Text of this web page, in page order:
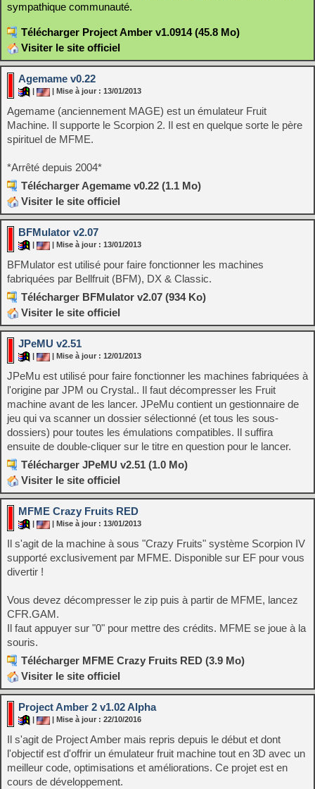
sympathique communauté.
Télécharger Project Amber v1.0914 (45.8 Mo)
Visiter le site officiel
Agemame v0.22
| Mise à jour : 13/01/2013
Agemame (anciennement MAGE) est un émulateur Fruit
Machine. Il supporte le Scorpion 2. Il est en quelque sorte le père
spirituel de MFME.
*Arrêté depuis 2004*
Télécharger Agemame v0.22 (1.1 Mo)
Visiter le site officiel
BFMulator v2.07
| Mise à jour : 13/01/2013
BFMulator est utilisé pour faire fonctionner les machines
fabriquées par Bellfruit (BFM), DX & Classic.
Télécharger BFMulator v2.07 (934 Ko)
Visiter le site officiel
JPeMU v2.51
| Mise à jour : 12/01/2013
JPeMu est utilisé pour faire fonctionner les machines fabriquées à
l'origine par JPM ou Crystal.. Il faut décompresser les Fruit
machine avant de les lancer. JPeMu contient un gestionnaire de
jeu qui va scanner un dossier sélectionné (et tous les sous-
dossiers) pour toutes les émulations compatibles. Il suffira
ensuite de double-cliquer sur le titre en question pour le lancer.
Télécharger JPeMU v2.51 (1.0 Mo)
Visiter le site officiel
MFME Crazy Fruits RED
| Mise à jour : 13/01/2013
Il s'agit de la machine à sous "Crazy Fruits" système Scorpion IV
supporté exclusivement par MFME. Disponible sur EF pour vous
divertir !
Vous devez décompresser le zip puis à partir de MFME, lancez
CFR.GAM.
Il faut appuyer sur "0" pour mettre des crédits. MFME se joue à la
souris.
Télécharger MFME Crazy Fruits RED (3.9 Mo)
Visiter le site officiel
Project Amber 2 v1.02 Alpha
| Mise à jour : 22/10/2016
Il s'agit de Project Amber mais repris depuis le début et dont
l'objectif est d'offrir un émulateur fruit machine tout en 3D avec un
meilleur code, optimisations et améliorations. Ce projet est en
cours de développement.